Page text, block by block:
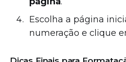
Escolha a página
numeração e clique